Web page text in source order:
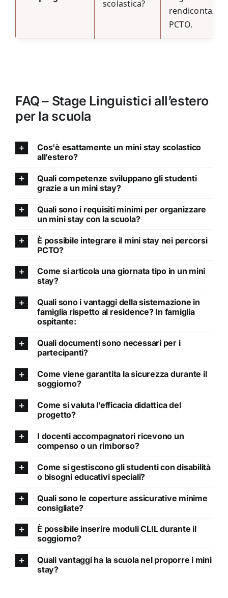
scolastica?
PCTO.
FAQ – Stage Linguistici all’estero
per la scuola
Cos'è esattamente un mini stay scolastico
all’estero?
Quali competenze sviluppano gli studenti
grazie a un mini stay?
Quali sono i requisiti minimi per organizzare
un mini stay con la scuola?
È possibile integrare il mini stay nei percorsi
PCTO?
Come si articola una giornata tipo in un mini
stay?
Quali sono i vantaggi della sistemazione in
famiglia rispetto al residence? In famiglia
ospitante:
Quali documenti sono necessari per i
partecipanti?
Come viene garantita la sicurezza durante il
soggiorno?
Come si valuta l’efficacia didattica del
progetto?
I docenti accompagnatori ricevono un
compenso o un rimborso?
Come si gestiscono gli studenti con disabilità
o bisogni educativi speciali?
Quali sono le coperture assicurative minime
consigliate?
È possibile inserire moduli CLIL durante il
soggiorno?
Quali vantaggi ha la scuola nel proporre i mini
stay?